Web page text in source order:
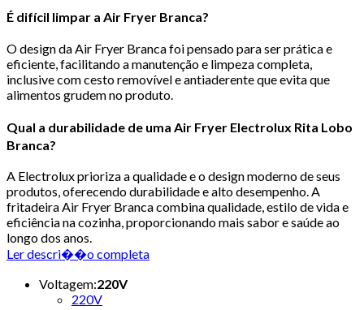
É difícil limpar a Air Fryer Branca?
O design da Air Fryer Branca foi pensado para ser prática e
eficiente, facilitando a manutenção e limpeza completa,
inclusive com cesto removível e antiaderente que evita que
alimentos grudem no produto.
Qual a durabilidade de uma Air Fryer Electrolux Rita Lobo
Branca?
A Electrolux prioriza a qualidade e o design moderno de seus
produtos, oferecendo durabilidade e alto desempenho. A
fritadeira Air Fryer Branca combina qualidade, estilo de vida e
eficiência na cozinha, proporcionando mais sabor e saúde ao
longo dos anos.
Ler descri��o completa
Voltagem:220V
220V